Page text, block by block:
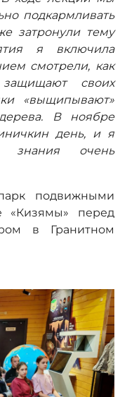
подкармливать
затронули тему
я включила
смотрели, как
своих
«выщипывают»
В ноябре
день, и я
знания очень
подвижными
«Кизямы» перед
в Гранитном